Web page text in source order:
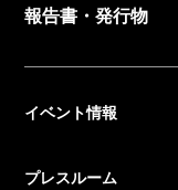
報告書・発行物
イベント情報
プレスルーム